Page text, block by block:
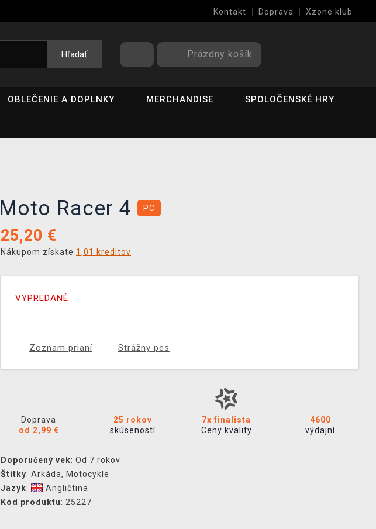
Kontakt Doprava Xzone klub
Hľadať Prázdny košík
OBLEČENIE A DOPLNKY MERCHANDISE SPOLOČENSKÉ HRY
Moto Racer 4 PC
25,20 €
Nákupom získate 1,01 kreditov
VYPREDANÉ
Zoznam prianí Strážny pes
Doprava
od 2,99 €
25 rokov
skúseností
7x finalista
Ceny kvality
4600
výdajní
Doporučený vek: Od 7 rokov
Štítky: Arkáda, Motocykle
Jazyk:
Angličtina
Kód produktu: 25227